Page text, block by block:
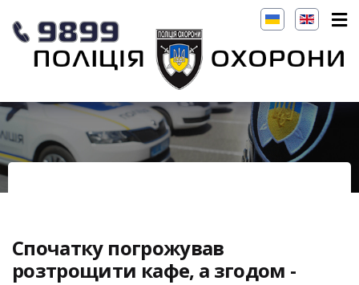
Спочатку погрожував
розтрощити кафе, а згодом -